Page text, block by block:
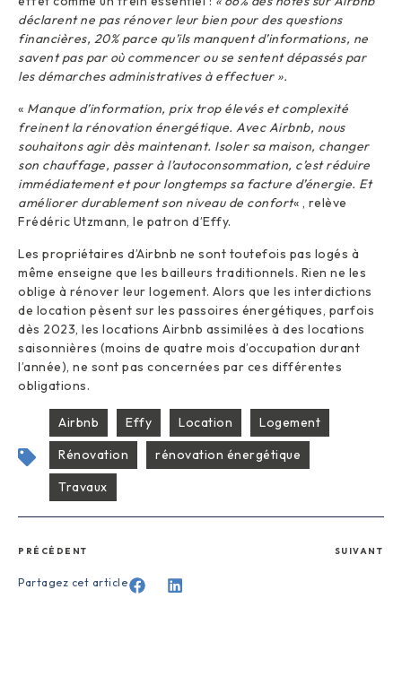
déclarent ne pas rénover leur bien pour des questions
financières, 20% parce qu’ils manquent d’informations, ne
savent pas par où commencer ou se sentent dépassés par
les démarches administratives à effectuer ».
« Manque d’information, prix trop élevés et complexité
freinent la rénovation énergétique. Avec Airbnb, nous
souhaitons agir dès maintenant. Isoler sa maison, changer
son chauffage, passer à l’autoconsommation, c’est réduire
immédiatement et pour longtemps sa facture d’énergie. Et
améliorer durablement son niveau de confort« , relève
Frédéric Utzmann, le patron d’Effy.
Les propriétaires d’Airbnb ne sont toutefois pas logés à
même enseigne que les bailleurs traditionnels. Rien ne les
oblige à rénover leur logement. Alors que les interdictions
de location pèsent sur les passoires énergétiques, parfois
dès 2023, les locations Airbnb assimilées à des locations
saisonnières (moins de quatre mois d’occupation durant
l’année), ne sont pas concernées par ces différentes
obligations.
Airbnb Effy Location
Logement
Rénovation
rénovation énergétique
Travaux
PRÉCÉDENT SUIVANT
Partagez cet article